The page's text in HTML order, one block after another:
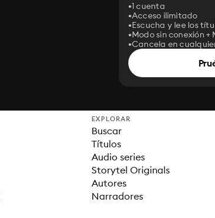
1 cuenta
Acceso ilimitado
Escucha y lee los
Modo sin conexión
Cancela en
EXPLORAR
Buscar
Títulos
Audio series
Storytel Originals
Autores
Narradores